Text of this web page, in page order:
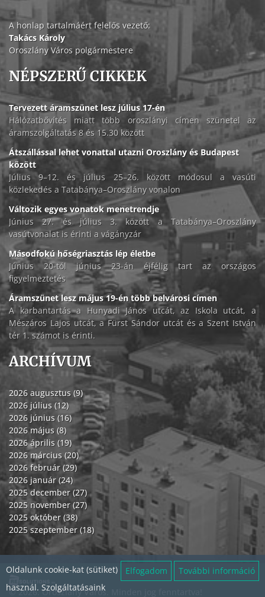
Elfogadom További információ
Oldalunk cookie-kat (sütiket)
használ. Szolgáltatásaink
A honlap tartalmáért felelős vezető:
Takács Károly
Oroszlány Város polgármestere
NÉPSZERŰ CIKKEK
Tervezett áramszünet lesz július 17-én
Hálózatbővítés miatt több oroszlányi címen szünetel az
áramszolgáltatás 8 és 15.30 között
Átszállással lehet vonattal utazni Oroszlány és Budapest
között
Július 9–12. és július 25–26. között módosul a vasúti
közlekedés a Tatabánya–Oroszlány vonalon
Változik egyes vonatok menetrendje
Június 27. és július 3. között a Tatabánya–Oroszlány
vasútvonalat is érinti a vágányzár
Másodfokú hőségriasztás lép életbe
Június 20-tól június 23-án éjfélig tart az országos
figyelmeztetés
Áramszünet lesz május 19-én több belvárosi címen
A karbantartás a Hunyadi János utcát, az Iskola utcát, a
Mészáros Lajos utcát, a Fürst Sándor utcát és a Szent István
tér 1. számot is érinti.
ARCHÍVUM
2026 augusztus (9)
2026 július (12)
2026 június (16)
2026 május (8)
2026 április (19)
2026 március (20)
2026 február (29)
2026 január (24)
2025 december (27)
2025 november (27)
2025 október (38)
2025 szeptember (18)
© 2026. Oroszlány Város. Minden jog fenntartva!